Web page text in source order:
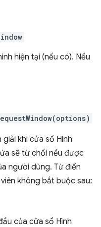
hiện tại (nếu có). Nếu
khi cửa sổ Hình
sẽ từ chối nếu được
người dùng. Từ điển
không bắt buộc sau:
của cửa sổ Hình